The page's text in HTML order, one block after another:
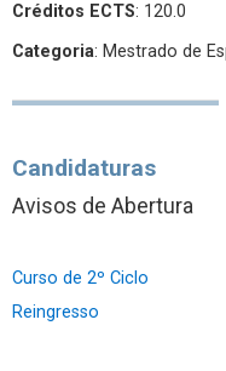
Créditos ECTS: 120.0
Categoria: Mestrado de
Candidaturas
Avisos de Abertura
Curso de 2º Ciclo
Reingresso